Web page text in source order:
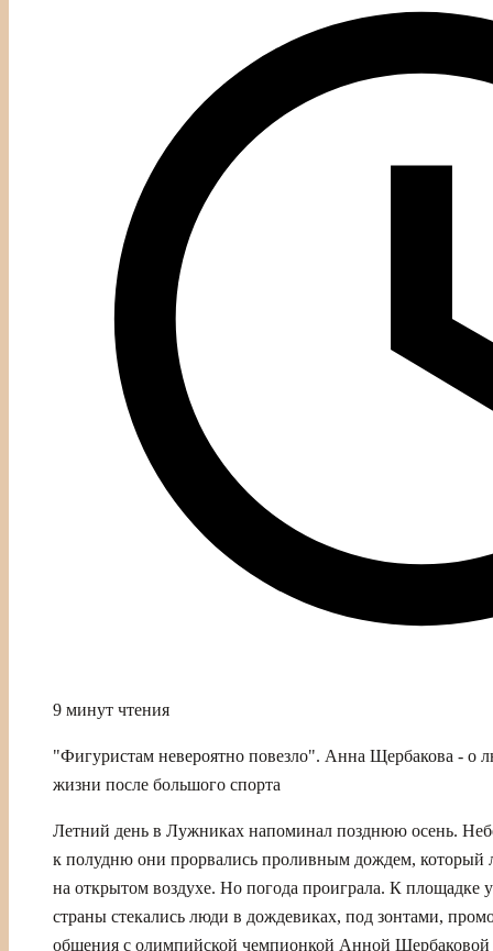
9 минут чтения
"Фигуристам невероятно повезло". Анна Щербакова - о
жизни после большого спорта
Летний день в Лужниках напоминал позднюю осень.
к полудню они прорвались проливным дождем, который
на открытом воздухе. Но погода проиграла. К площадке
страны стекались люди в дождевиках, под зонтами,
общения с олимпийской чемпионкой Анной Щербаковой